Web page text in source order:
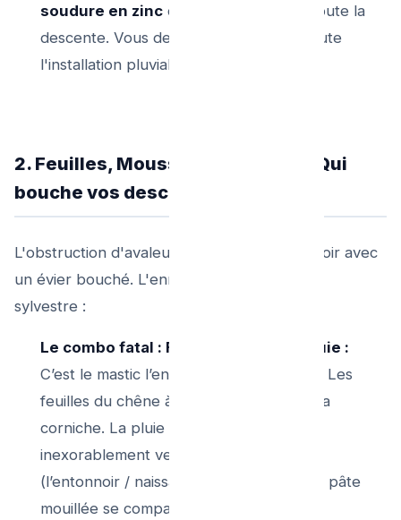
soudure en zincou éclate le PVC de toute la
descente. Vous devez alors racheter toute
l'installation pluviale au printemps.
2. Feuilles, Mousses et Oiseaux : Qui
bouche vos descentes ?
L'obstruction d'avaleur pluvieux n'a rien à voir avec
un évier bouché. L'ennemi est organique et
sylvestre :
Le combo fatal : Feuilles mortes + Pluie :
C’est le mastic l’environnemental parfait. Les
feuilles du chêne à 10 mètres tapissent la
corniche. La pluie tombe, et tout glisse
inexorablement vers le "trou" de sortie
(l’entonnoir / naissance de gouttière). La pâte
mouillée se compacte et sèche. En deux